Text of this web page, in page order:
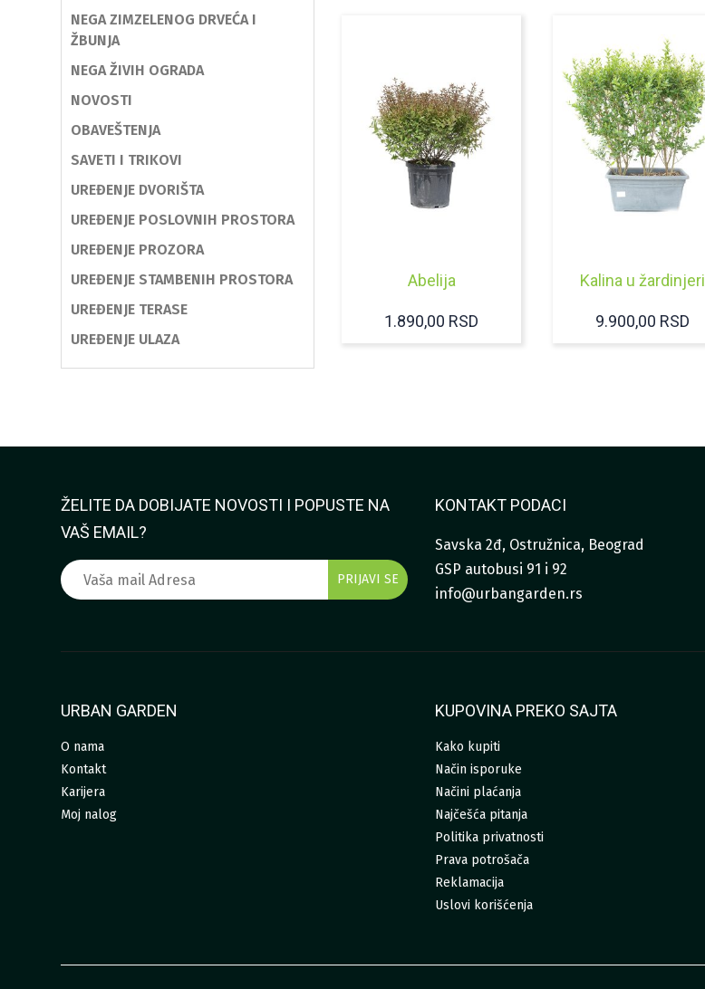
NEGA ZIMZELENOG DRVEĆA I
ŽBUNJA
NEGA ŽIVIH OGRADA
NOVOSTI
OBAVEŠTENJA
SAVETI I TRIKOVI
UREĐENJE DVORIŠTA
UREĐENJE POSLOVNIH PROSTORA
UREĐENJE PROZORA
UREĐENJE STAMBENIH PROSTORA
UREĐENJE TERASE
UREĐENJE ULAZA
Abelija
1.890,00 RSD
Kalina u žardinjeri
9.900,00 RSD
ŽELITE DA DOBIJATE NOVOSTI I POPUSTE NA
VAŠ EMAIL?
KONTAKT PODACI
Savska 2đ, Ostružnica, Beograd
GSP autobusi 91 i 92
info@urbangarden.rs
URBAN GARDEN
O nama
Kontakt
Karijera
Moj nalog
KUPOVINA PREKO SAJTA
Kako kupiti
Način isporuke
Načini plaćanja
Najčešća pitanja
Politika privatnosti
Prava potrošača
Reklamacija
Uslovi korišćenja